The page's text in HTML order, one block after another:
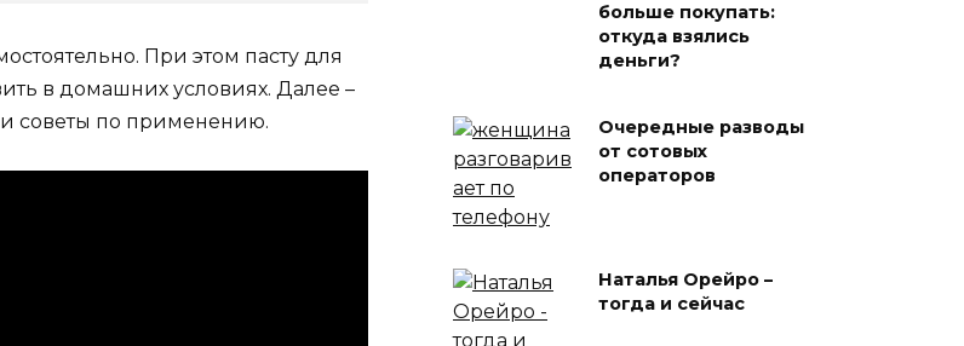
При этом пасту для
в домашних условиях. Далее –
советы по применению.
больше покупать:
откуда взялись
деньги?
Очередные разводы
от сотовых
операторов
Наталья Орейро –
тогда и сейчас